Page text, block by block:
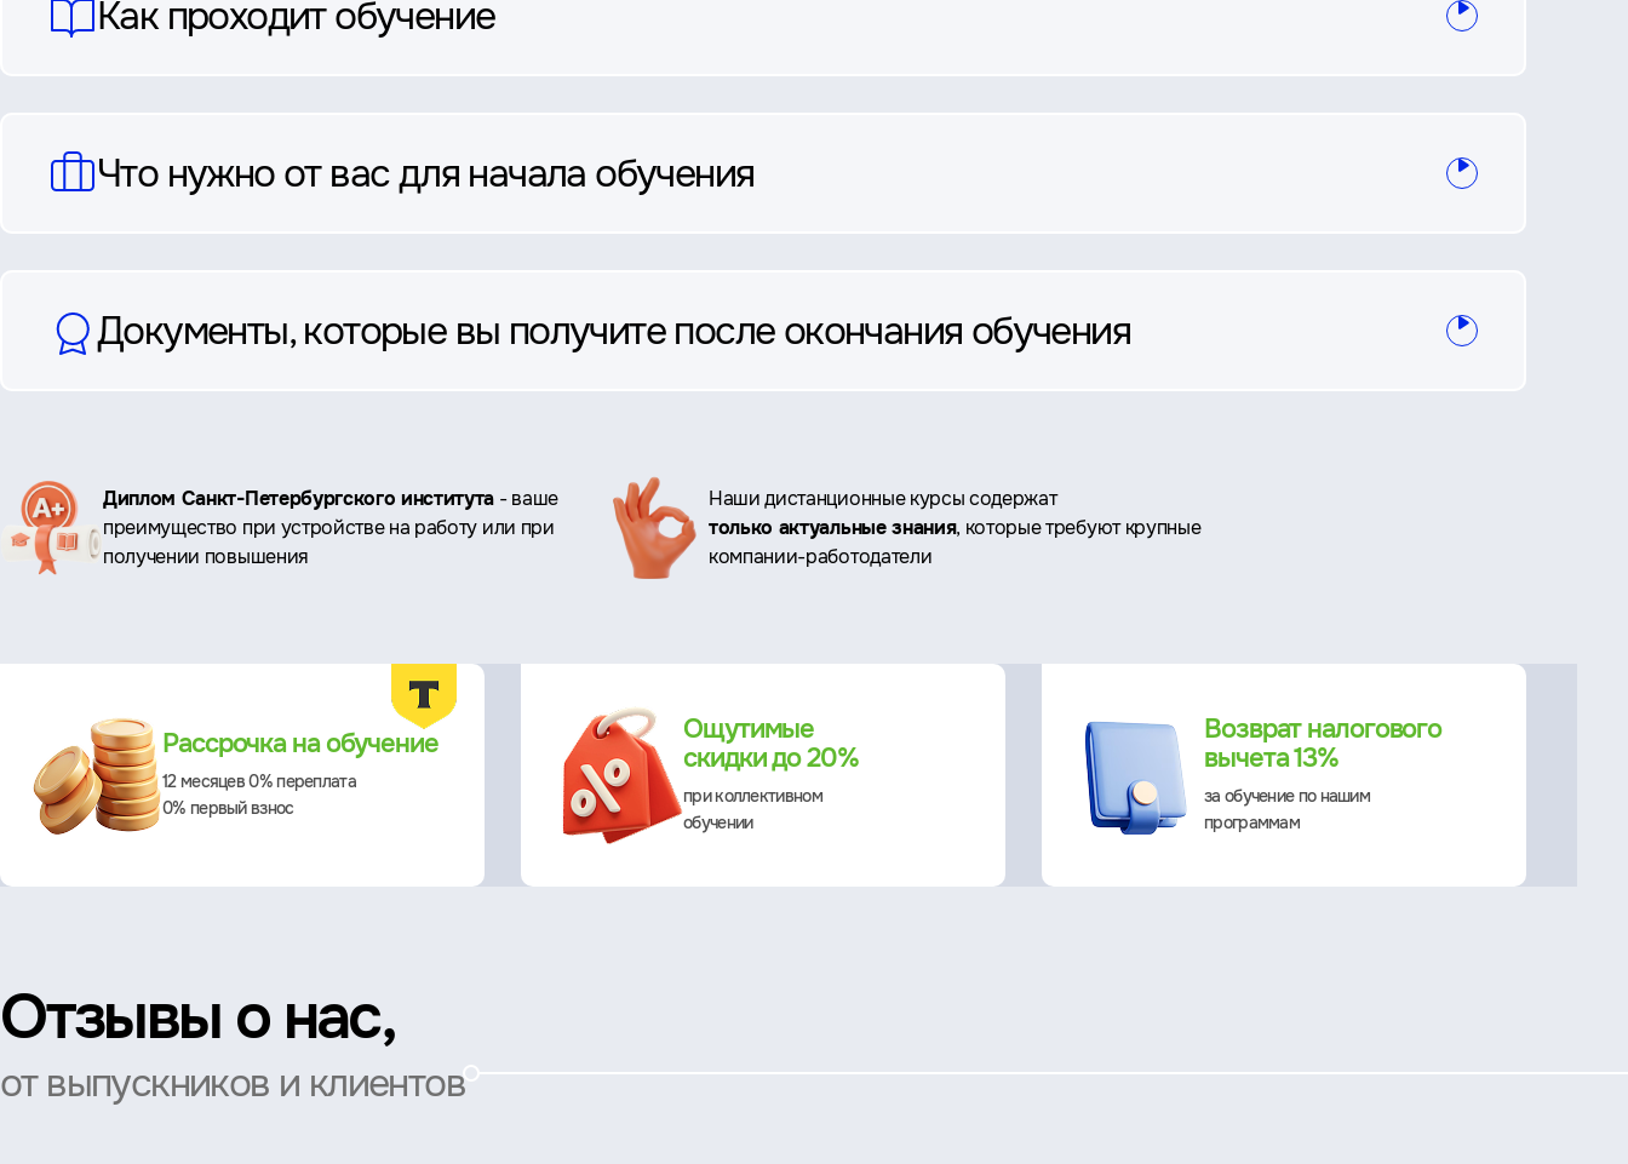
Как проходит обучение
Что нужно от вас для начала обучения
Документы, которые вы получите после окончания обучения
Ключевые
преимущества
Диплом Санкт-Петербургского института - ваше
преимущество при устройстве на работу или при
получении повышения
Наши дистанционные курсы содержат
только актуальные знания, которые требуют крупные
компании-работодатели
Рассрочка на обучение
12 месяцев 0% переплата
0% первый взнос
Ощутимые
скидки до 20%
при коллективном
обучении
Возврат налогового
вычета 13%
за обучение по нашим
программам
Отзывы о нас,
от выпускников и клиентов